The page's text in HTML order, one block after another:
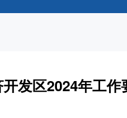
发区2024年工作